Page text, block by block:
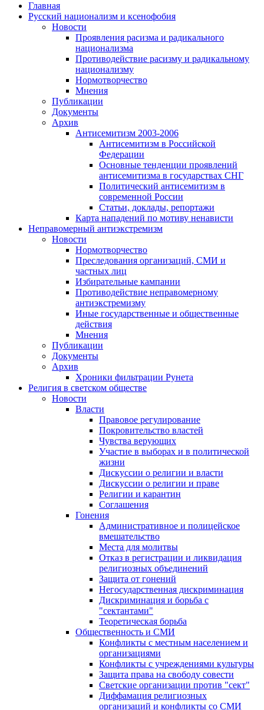
Главная
Русский национализм и ксенофобия
Новости
Проявления расизма и радикального
национализма
Противодействие расизму и радикальному
национализму
Нормотворчество
Мнения
Публикации
Документы
Архив
Антисемитизм 2003-2006
Антисемитизм в Российской
Федерации
Основные тенденции проявлений
антисемитизма в государствах СНГ
Политический антисемитизм в
современной России
Статьи, доклады, репортажи
Карта нападений по мотиву ненависти
Неправомерный антиэкстремизм
Новости
Нормотворчество
Преследования организаций, СМИ и
частных лиц
Избирательные кампании
Противодействие неправомерному
антиэкстремизму
Иные государственные и общественные
действия
Мнения
Публикации
Документы
Архив
Хроники фильтрации Рунета
Религия в светском обществе
Новости
Власти
Правовое регулирование
Покровительство властей
Чувства верующих
Участие в выборах и в политической
жизни
Дискуссии о религии и власти
Дискуссии о религии и праве
Религии и карантин
Соглашения
Гонения
Административное и полицейское
вмешательство
Места для молитвы
Отказ в регистрации и ликвидация
религиозных объединений
Защита от гонений
Негосударственная дискриминация
Дискриминация и борьба с
"сектантами"
Теоретическая борьба
Общественность и СМИ
Конфликты с местным населением и
организациями
Конфликты с учреждениями культуры
Защита права на свободу совести
Светские организации против "сект"
Диффамация религиозных
организаций и конфликты со СМИ